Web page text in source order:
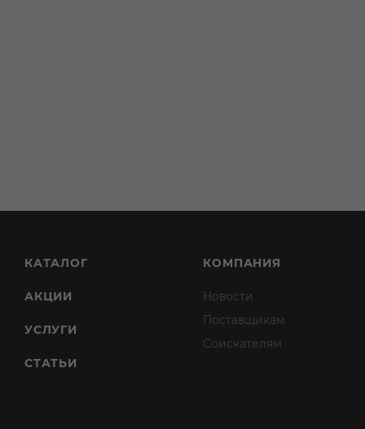
КАТАЛОГ
АКЦИИ
УСЛУГИ
СТАТЬИ
КОМПАНИЯ
Новости
Поставщикам
Соискателям